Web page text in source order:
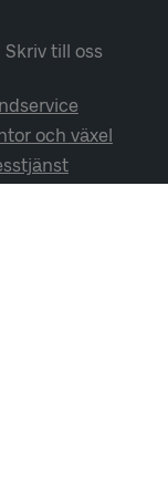
Skriv till oss
och växel